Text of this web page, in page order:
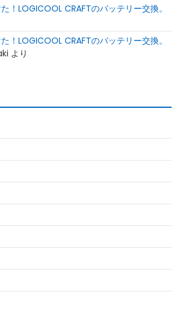
！LOGICOOL CRAFTのバッテリー交換。
！LOGICOOL CRAFTのバッテリー交換。
より